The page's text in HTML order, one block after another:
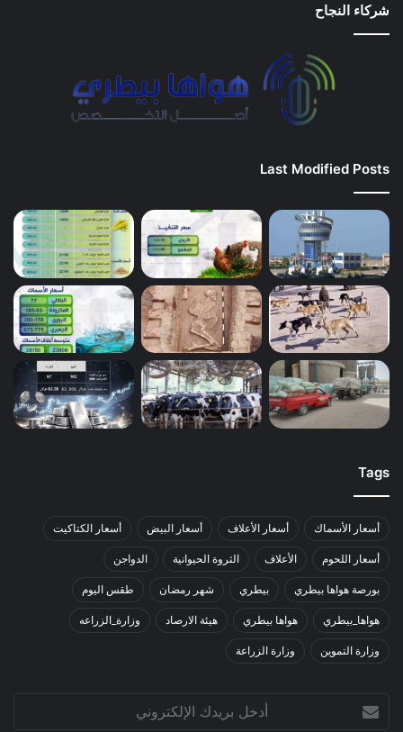
شركاء النجاح
Last Modified Posts
Tags
أسعار الأسماك أسعار الأعلاف أسعار البيض أسعار الكتاكيت
أسعار اللحوم الأعلاف الثروة الحيوانية الدواجن
بورصة هواها بيطري بيطري شهر رمضان طقس اليوم
هواها_بيطري هواها بيطري هيئة الارصاد وزارة_الزراعه
وزارة التموين وزارة الزراعة
بريدك